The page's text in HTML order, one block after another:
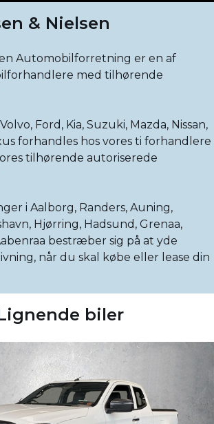
& Nielsen
Automobilforretning er en af
med tilhørende
Ford, Kia, Suzuki, Mazda, Nissan,
forhandles hos vores ti forhandlere
tilhørende autoriserede
i Aalborg, Randers, Auning,
Hjørring, Hadsund, Grenaa,
bestræber sig på at yde
når du skal købe eller lease din
biler